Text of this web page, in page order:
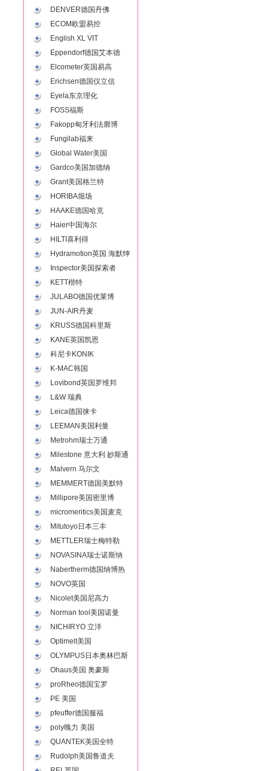
DENVER德国丹佛
ECOM欧盟易控
English XL VIT
Eppendorf德国艾本德
Elcometer英国易高
Erichsen德国仪立信
Eyela东京理化
FOSS福斯
Fakopp匈牙利法廓博
Fungilab福来
Global Water美国
Gardco美国加德纳
Grant美国格兰特
HORIBA堀场
HAAKE德国哈克
Haier中国海尔
HILTI喜利得
Hydramotion英国 海默绅
Inspector美国探索者
KETT楷特
JULABO德国优莱博
JUN-AIR丹麦
KRUSS德国科里斯
KANE英国凯恩
科尼卡KONIK
K-MAC韩国
Lovibond英国罗维邦
L&W 瑞典
Leica德国徕卡
LEEMAN美国利曼
Metrohm瑞士万通
Milestone 意大利 妙斯通
Malvern 马尔文
MEMMERT德国美默特
Millipore美国密里博
micromeritics美国麦克
Mitutoyo日本三丰
METTLER瑞士梅特勒
NOVASINA瑞士诺斯纳
Nabertherm德国纳博热
NOVO英国
Nicolet美国尼高力
Norman tool美国诺曼
NICHIRYO 立洋
Optimelt美国
OLYMPUS日本奥林巴斯
Ohaus美国 奥豪斯
proRheo德国宝罗
PE 美国
pfeuffer德国服福
poly魄力 美国
QUANTEK美国全特
Rudolph美国鲁道夫